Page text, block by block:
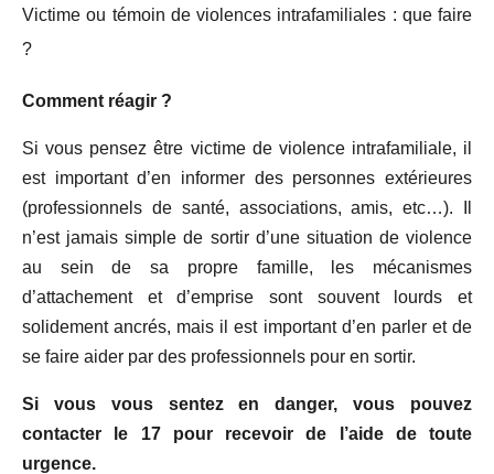
Victime ou témoin de violences intrafamiliales : que faire
?
Comment réagir ?
Si vous pensez être victime de violence intrafamiliale, il
est important d’en informer des personnes extérieures
(professionnels de santé, associations, amis, etc…). Il
n’est jamais simple de sortir d’une situation de violence
au sein de sa propre famille, les mécanismes
d’attachement et d’emprise sont souvent lourds et
solidement ancrés, mais il est important d’en parler et de
se faire aider par des professionnels pour en sortir.
Si vous vous sentez en danger, vous pouvez
contacter le 17 pour recevoir de l’aide de toute
urgence.